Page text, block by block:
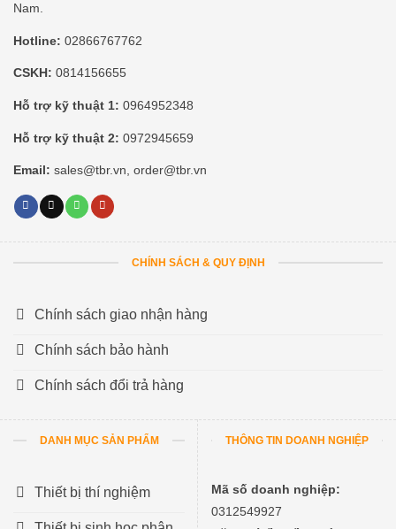
Nam.
Hotline: 02866767762
CSKH: 0814156655
Hỗ trợ kỹ thuật 1: 0964952348
Hỗ trợ kỹ thuật 2: 0972945659
Email: sales@tbr.vn, order@tbr.vn
CHÍNH SÁCH & QUY ĐỊNH
Chính sách giao nhận hàng
Chính sách bảo hành
Chính sách đổi trả hàng
DANH MỤC SẢN PHẨM
Thiết bị thí nghiệm
THÔNG TIN DOANH NGHIỆP
Mã số doanh nghiệp:
0312549927